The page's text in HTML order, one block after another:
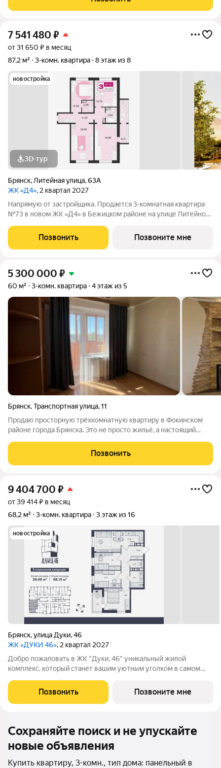
находится в районе с хорошо
7 541 480 ₽
от 31 650 ₽ в месяц
87,2 м²
3-комн. квартира 8 этаж из 8
новостройка
3D-тур
Брянск, Литейная улица,63А
ЖК «Д4», 2 квартал 2027
Напрямую от застройщика. Продается 3-комнатная квартира
№73 в новом ЖК «Д4» в Бежицком районе на улице Литейной.
магазины, аптеки, Бежицкий хлебокомбинат. Действуют
скидки и рассрочка от
Позвонить Позвоните мне
5 300 000 ₽
60 м² 3-комн. квартира 4 этаж из 5
Брянск,Транспортная улица,11
Продаю просторную трёхкомнатную квартиру в Фокинском
районе города Брянска. Это не просто жильё, а настоящий
мелочей. Комнаты здесь изолированные никаких проходных
залов и вынужденных пересечений,
Позвонить
9 404 700 ₽
от 39 414 ₽ в месяц
68,2 м²
3-комн. квартира 3 этаж из 16
новостройка
Брянск,улица Дуки,46
ЖК «ДУКИ 46», 2 квартал 2027
Добро пожаловать в ЖК "Дуки, 46" уникальный жилой
комплекс, который станет вашим уютным уголком в самом
комфорт-класса со встроенными торгово-офисными
помещениями и своей автономной котельной от
Позвонить Позвоните мне
Сохраняйте поиск и не упускайте
новые объявления
Купить квартиру, 3-комн., тип дома: панельный в